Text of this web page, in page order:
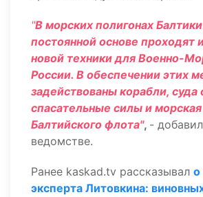
"В морских полигонах
постоянной основе проходят
новой техники для Военно-
России. В обеспечении этих
задействованы корабли, суда
спасательные силы и
Балтийского флота", -
ведомстве.
Ранее kaskad.tv рассказывал о
эксперта Литовкина: